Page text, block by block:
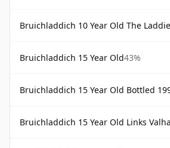
Bruichladdich 10 Year Old The
Bruichladdich 15 Year Old43%
Bruichladdich 15 Year Old Bottled
Bruichladdich 15 Year Old Links